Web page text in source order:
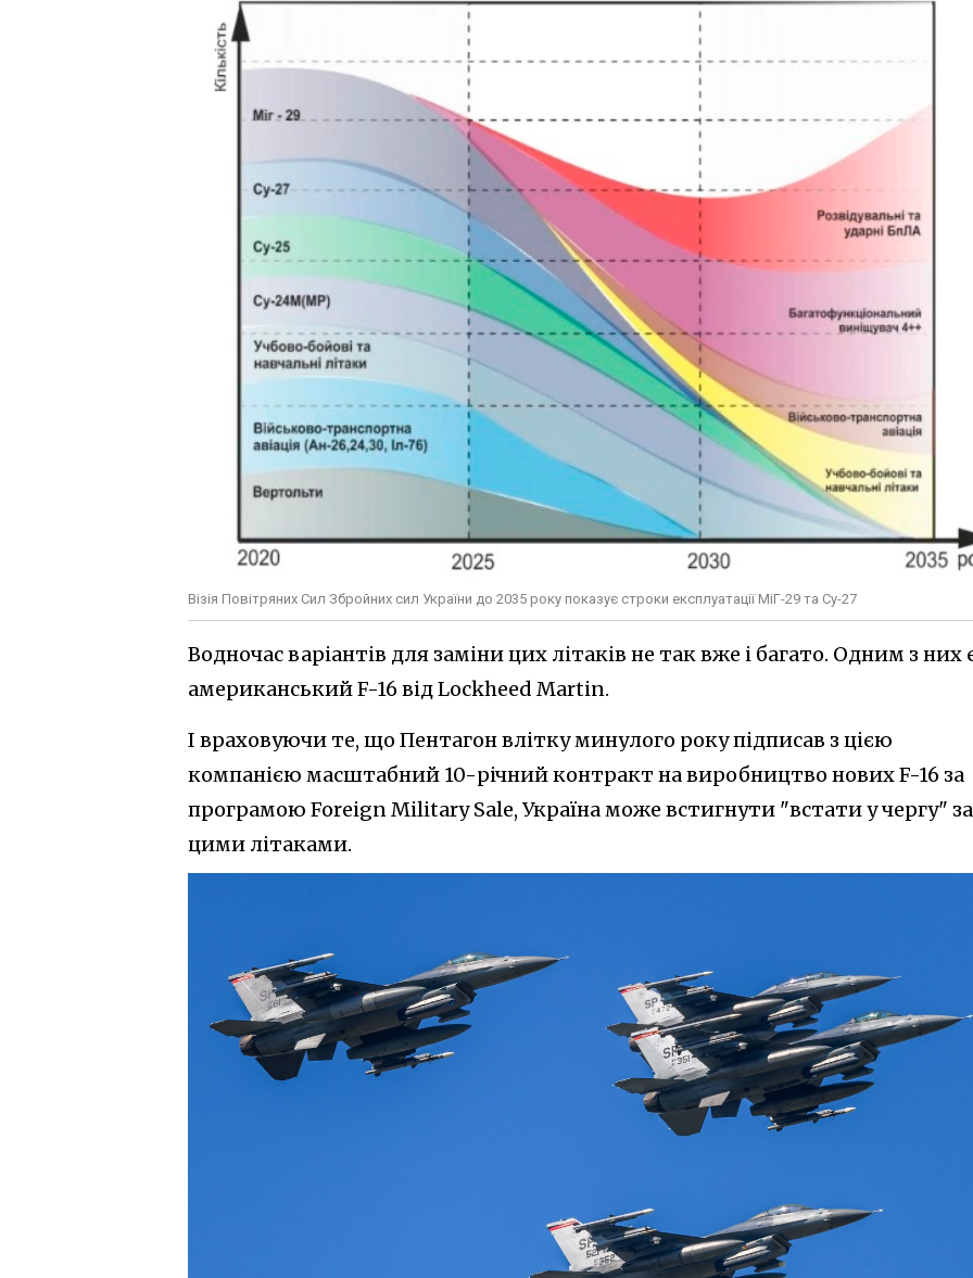
Візія Повітряних Сил Збройних сил України до 2035 року показує строки експлуатації МіГ-29 та Су-27
Водночас варіантів для заміни цих літаків не так вже і багато. Одним з них
американський F-16 від Lockheed Martin.
І враховуючи те, що Пентагон влітку минулого року підписав з цією
компанією масштабний 10-річний контракт на виробництво нових F-16 за
програмою Foreign Military Sale, Україна може встигнути "встати у чергу" за
цими літаками.